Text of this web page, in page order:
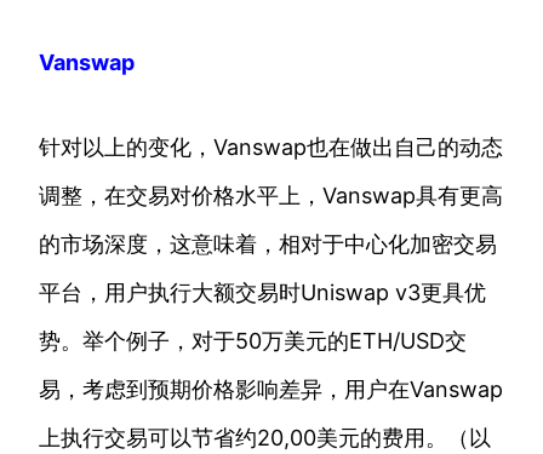
Vanswap
针对以上的变化，Vanswap也在做出自己的动态
调整，在交易对价格水平上，Vanswap具有更高
的市场深度，这意味着，相对于中心化加密交易
平台，用户执行大额交易时Uniswap v3更具优
势。举个例子，对于50万美元的ETH/USD交
易，考虑到预期价格影响差异，用户在Vanswap
上执行交易可以节省约20,00美元的费用。（以